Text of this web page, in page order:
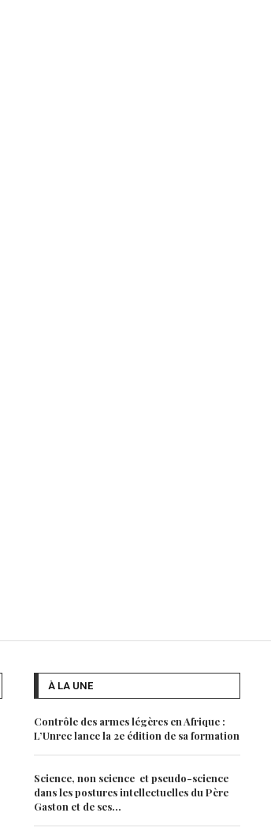
À LA UNE
Contrôle des armes légères en Afrique :
L’Unrec lance la 2e édition de sa formation
Science, non science et pseudo-science
dans les postures intellectuelles du Père
Gaston et de ses...